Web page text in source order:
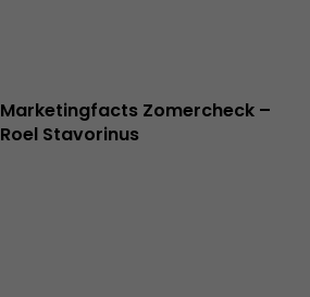
Marketingfacts Zomercheck –
Roel Stavorinus